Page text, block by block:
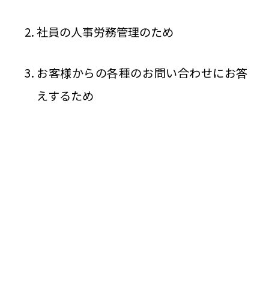
社員の人事労務管理のため
お客様からの各種のお問い合わせにお答
えするため